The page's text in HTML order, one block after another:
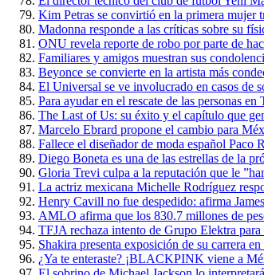
Kim Petras se convirtió en la primera mujer
Madonna responde a las críticas sobre su
ONU revela reporte de robo por parte de
Familiares y amigos muestran sus
Beyonce se convierte en la artista más
El Universal se ve involucrado en casos de
Para ayudar en el rescate de las personas
The Last of Us: su éxito y el capítulo que
Marcelo Ebrard propone el cambio para
Fallece el diseñador de moda español Paco
Diego Boneta es una de las estrellas de la
Gloria Trevi culpa a la reputación que le
La actriz mexicana Michelle Rodríguez
Henry Cavill no fue despedido: afirma
AMLO afirma que los 830.7 millones de
TFJA rechaza intento de Grupo Elektra
Shakira presenta exposición de su carrera
¿Ya te enteraste? ¡BLACKPINK viene a